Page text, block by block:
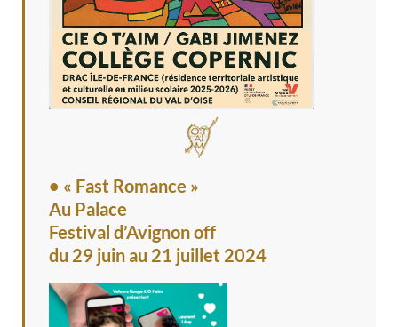
• « Fast Romance »
Au Palace
Festival d’Avignon off
du 29 juin au 21 juillet 2024